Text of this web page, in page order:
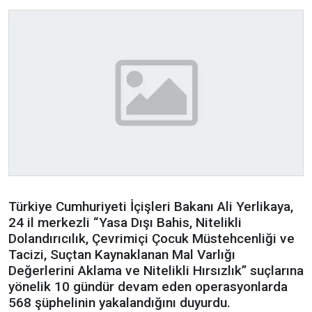
Türkiye Cumhuriyeti İçişleri Bakanı Ali Yerlikaya,
24 il merkezli “Yasa Dışı Bahis, Nitelikli
Dolandırıcılık, Çevrimiçi Çocuk Müstehcenliği ve
Tacizi, Suçtan Kaynaklanan Mal Varlığı
Değerlerini Aklama ve Nitelikli Hırsızlık” suçlarına
yönelik 10 gündür devam eden operasyonlarda
568 şüphelinin yakalandığını duyurdu.